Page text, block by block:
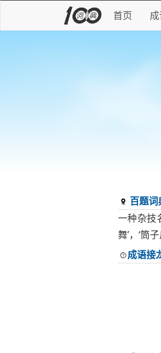
首页
百题词
一种杂技
舞’，‘筒
成语接